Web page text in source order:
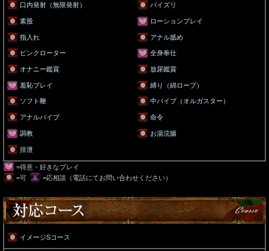
口内発射（無限発射） パイズリ
素股 ローションプレイ
指入れ アナル舐め
ピンクローター 全身奉仕
オナニー鑑賞 放尿鑑賞
羞恥プレイ 縛り（綿ロープ）
ソフト鞭 中バイブ（オルガスター）
アナルバイブ 命令
調教 お湯浣腸
排泄
=得意・好きなプレイ
=可
=応相談（電話にてお問い合わせください）
イメージSコース